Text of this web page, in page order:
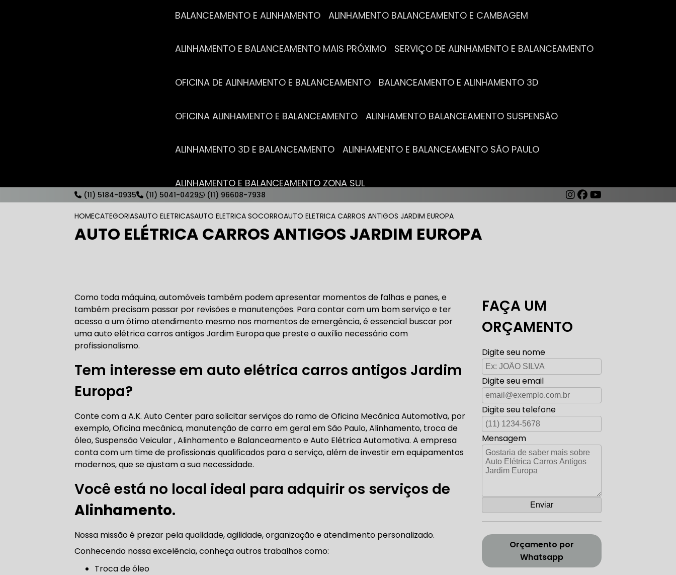
BALANCEAMENTO E ALINHAMENTO ALINHAMENTO BALANCEAMENTO E CAMBAGEM
ALINHAMENTO E BALANCEAMENTO MAIS PRÓXIMO SERVIÇO DE ALINHAMENTO E BALANCEAMENTO
OFICINA DE ALINHAMENTO E BALANCEAMENTO BALANCEAMENTO E ALINHAMENTO 3D
OFICINA ALINHAMENTO E BALANCEAMENTO ALINHAMENTO BALANCEAMENTO SUSPENSÃO
ALINHAMENTO 3D E BALANCEAMENTO ALINHAMENTO E BALANCEAMENTO SÃO PAULO
ALINHAMENTO E BALANCEAMENTO ZONA SUL
AUTO ELÉTRICA MAIS PRÓXIMO AUTO ELÉTRICA AUTOMOTIVA
AUTO ELÉTRICO TROCA DE BATERIA OFICINA AUTO ELÉTRICA
AUTO ELÉTRICA ZONA SUL
CORREIAS DENTADAS
TROCA CORREIA DENTADA CORREIA DENTADA RANGE ROVER
CORREIA DENTADA DISCOVERY
CORREIA DENTADA TENSOR
(11) 5184-0935 (11) 5041-0429 (11) 96608-7938
HOMECATEGORIASAUTO ELETRICASAUTO ELETRICA SOCORROAUTO ELETRICA CARROS ANTIGOS JARDIM EUROPA
AUTO ELÉTRICA CARROS ANTIGOS JARDIM EUROPA
Como toda máquina, automóveis também podem apresentar momentos de falhas e panes, e
também precisam passar por revisões e manutenções. Para contar com um bom serviço e ter
acesso a um ótimo atendimento mesmo nos momentos de emergência, é essencial buscar por
uma auto elétrica carros antigos Jardim Europaque preste o auxílio necessário com
profissionalismo.
Tem interesse em auto elétrica carros antigos Jardim
Europa?
Conte com a A.K. Auto Center para solicitar serviços do ramo de Oficina Mecãnica Automotiva, por
exemplo, Oficina mecânica, manutenção de carro em geral em São Paulo, Alinhamento, troca de
óleo, Suspensão Veicular , Alinhamento e Balanceamento e Auto Elétrica Automotiva. A empresa
conta com um time de profissionais qualificados para o serviço, além de investir em equipamentos
modernos, que se ajustam a sua necessidade.
Você está no local ideal para adquirir os serviços de
Alinhamento.
Nossa missão é prezar pela qualidade, agilidade, organização e atendimento personalizado.
Conhecendo nossa excelência, conheça outros trabalhos como:
troca de óleo
FAÇA UM
ORÇAMENTO
Digite seu nome
Digite seu email
Digite seu telefone
Mensagem
Orçamento por
Whatsapp